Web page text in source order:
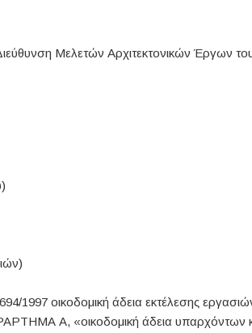
Διεύθυνση Μελετών Αρχιτεκτονικών Έργων
1997 οικοδομική άδεια εκτέλεσης
Α, «οικοδομική άδεια υπαρχόντων